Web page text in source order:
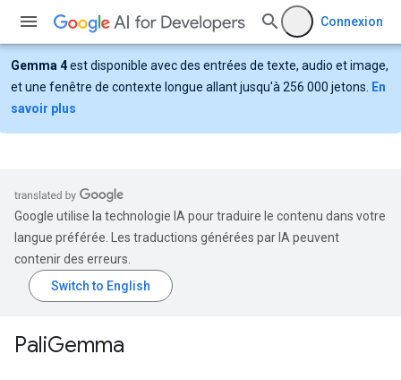
Connexion
Gemma 4est disponible avec des entrées de texte, audio et image,
et une fenêtre de contexte longue allant jusqu'à 256 000 jetons.
En
savoir plus
Google utilise la technologie IA pour traduire le contenu dans votre
langue préférée. Les traductions générées par IA peuvent
contenir des erreurs.
PaliGemma